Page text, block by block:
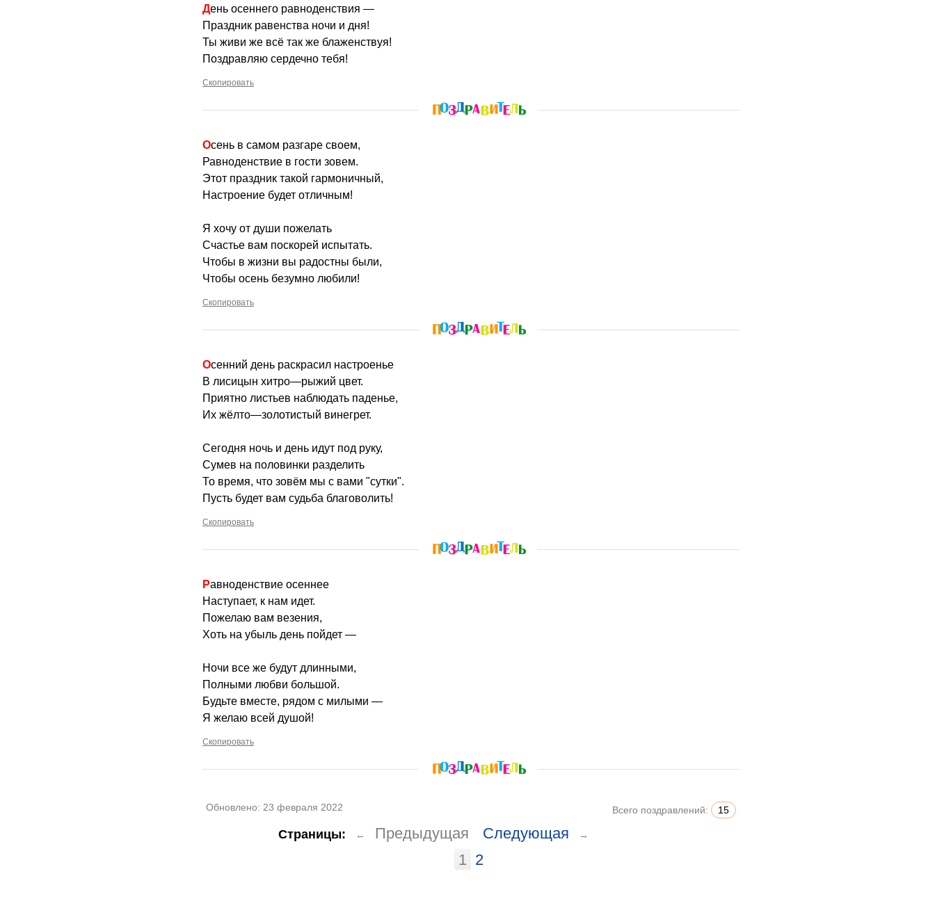
День осеннего равноденствия —
Праздник равенства ночи и дня!
Ты живи же всё так же блаженствуя!
Поздравляю сердечно тебя!
Скопировать
Осень в самом разгаре своем,
Равноденствие в гости зовем.
Этот праздник такой гармоничный,
Настроение будет отличным!
Я хочу от души пожелать
Счастье вам поскорей испытать.
Чтобы в жизни вы радостны были,
Чтобы осень безумно любили!
Скопировать
Осенний день раскрасил настроенье
В лисицын хитро—рыжий цвет.
Приятно листьев наблюдать паденье,
Их жёлто—золотистый винегрет.
Сегодня ночь и день идут под руку,
Сумев на половинки разделить
То время, что зовём мы с вами "сутки".
Пусть будет вам судьба благоволить!
Скопировать
Равноденствие осеннее
Наступает, к нам идет.
Пожелаю вам везения,
Хоть на убыль день пойдет —
Ночи все же будут длинными,
Полными любви большой.
Будьте вместе, рядом с милыми —
Я желаю всей душой!
Скопировать
Обновлено: 23 февраля 2022 Всего поздравлений: 15
Страницы: ← Предыдущая Следующая →
1 2